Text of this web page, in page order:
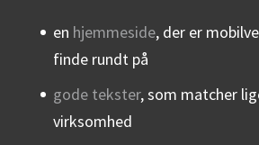
en hjemmeside, der er
finde rundt på
gode tekster, som matcher
virksomhed